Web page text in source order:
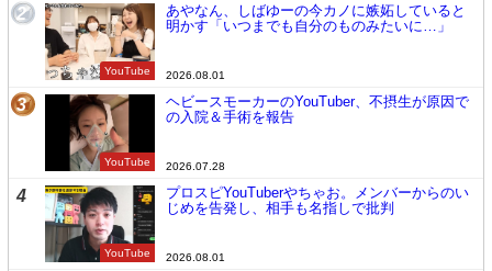
2
YouTube
あやなん、しばゆーの今カノに嫉妬していると
明かす「いつまでも自分のものみたいに…」
2026.08.01
3
YouTube
ヘビースモーカーのYouTuber、不摂生が原因で
の入院＆手術を報告
2026.07.28
4
YouTube
プロスピYouTuberやちゃお。メンバーからのい
じめを告発し、相手も名指しで批判
2026.08.01